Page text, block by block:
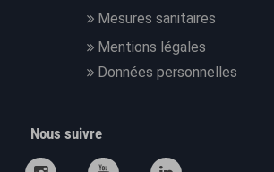
Mesures sanitaires
Mentions légales
Données personnelles
Nous suivre